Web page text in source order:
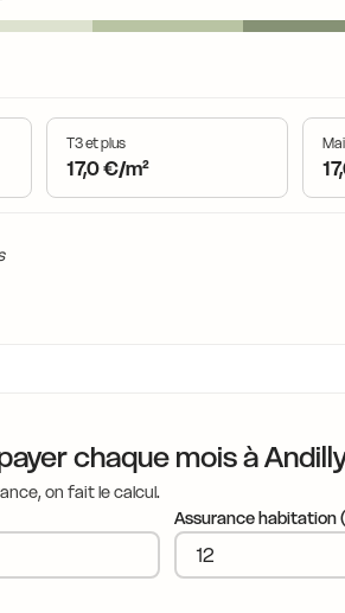
T3 et plus
17,0 €/m²
chaque mois à
on fait le calcul.
Assurance habitation